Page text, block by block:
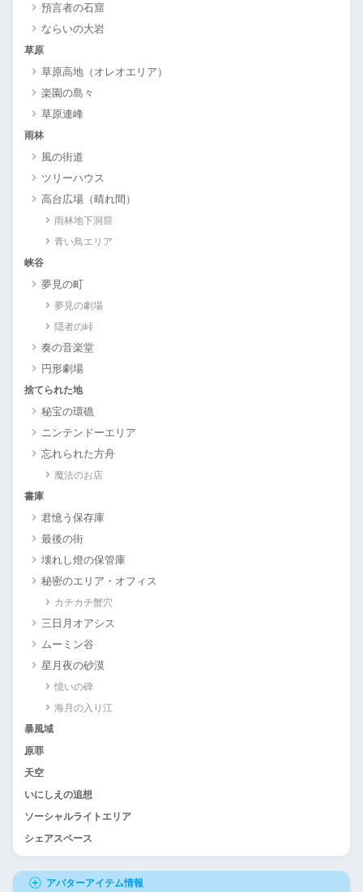
預言者の石窟
ならいの大岩
草原
草原高地（オレオエリア）
楽園の島々
草原連峰
雨林
風の街道
ツリーハウス
高台広場（晴れ間）
雨林地下洞窟
青い鳥エリア
峡谷
夢見の町
夢見の劇場
隠者の峠
奏の音楽堂
円形劇場
捨てられた地
秘宝の環礁
ニンテンドーエリア
忘れられた方舟
魔法のお店
書庫
君憶う保存庫
最後の街
壊れし燈の保管庫
秘密のエリア・オフィス
カチカチ蟹穴
三日月オアシス
ムーミン谷
星月夜の砂漠
憶いの碑
海月の入り江
暴風域
原罪
天空
いにしえの追想
ソーシャルライトエリア
シェアスペース
アバターアイテム情報